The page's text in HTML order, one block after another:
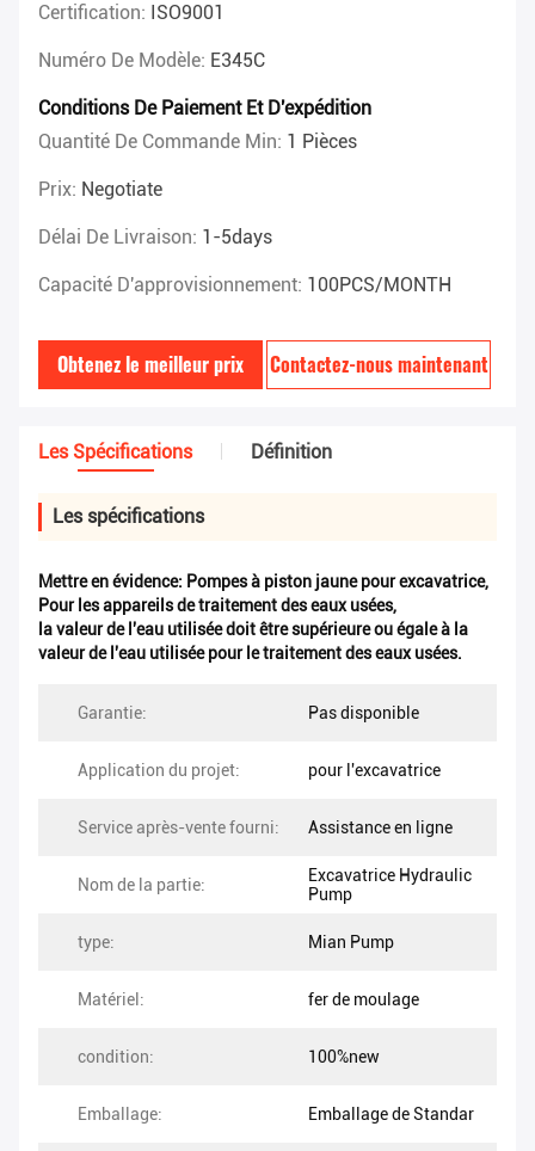
Certification: ISO9001
Numéro De Modèle: E345C
Conditions De Paiement Et D'expédition
Quantité De Commande Min: 1 Pièces
Prix: Negotiate
Délai De Livraison: 1-5days
Capacité D'approvisionnement: 100PCS/MONTH
Obtenez le meilleur prix Contactez-nous maintenant
Les Spécifications Définition
Les spécifications
Mettre en évidence: Pompes à piston jaune pour excavatrice,
Pour les appareils de traitement des eaux usées,
la valeur de l'eau utilisée doit être supérieure ou égale à la
valeur de l'eau utilisée pour le traitement des eaux usées.
Garantie: Pas disponible
Application du projet: pour l'excavatrice
Service après-vente fourni: Assistance en ligne
Nom de la partie:
Excavatrice Hydraulic
Pump
type: Mian Pump
Matériel: fer de moulage
condition: 100%new
Emballage: Emballage de Standar